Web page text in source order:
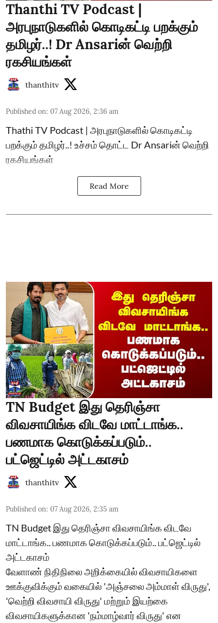
Thanthi TV Podcast |
அரபுநாடுகளில் கொடிகட்டி பறக்கும்
தமிழர்..! Dr Ansariன் வெற்றி
ரகசியங்கள்
thanthitv
Published on: 07 Aug 2026, 2:36 am
Thathi TV Podcast | அரபுநாடுகளில் கொடிகட்டி
பறக்கும் தமிழர்..! உச்சம் தொட்ட Dr Ansariன் வெற்றி
ரகசியங்கள்
Read More
TN Budget இது தெரிஞ்சா
விவசாயிங்க விடவே மாட்டாங்க..
பணமாக கொடுக்கப்படும்..
பட்ஜெட்டில் அட்டகாசம்
thanthitv
Published on: 07 Aug 2026, 2:35 am
TN Budget இது தெரிஞ்சா விவசாயிங்க விடவே
மாட்டாங்க.. பணமாக கொடுக்கப்படும்.. பட்ஜெட்டில்
அட்டகாசம்
வேளாண் நிதிநிலை அறிக்கையில் விவசாயிகளை
ஊக்குவிக்கும் வகையில் 'அஞ்சலை அம்மாள் விருது',
'வெற்றி விவசாயி விருது' மற்றும் இயற்கை
விவசாயிகளுக்கான 'நம்மாழ்வார் விருது' என